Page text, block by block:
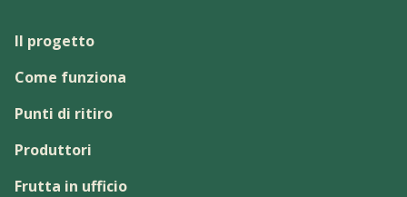
Il progetto
Come funziona
Punti di ritiro
Produttori
Frutta in ufficio